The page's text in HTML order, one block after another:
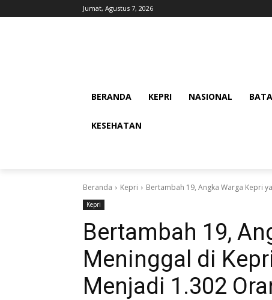
Jumat, Agustus 7, 2026
BERANDA KEPRI NASIONAL
KESEHATAN
Beranda Kepri Bertambah 19, Angka Warga Kepri
Kepri
Bertambah 19,
Meninggal di
Menjadi 1.302